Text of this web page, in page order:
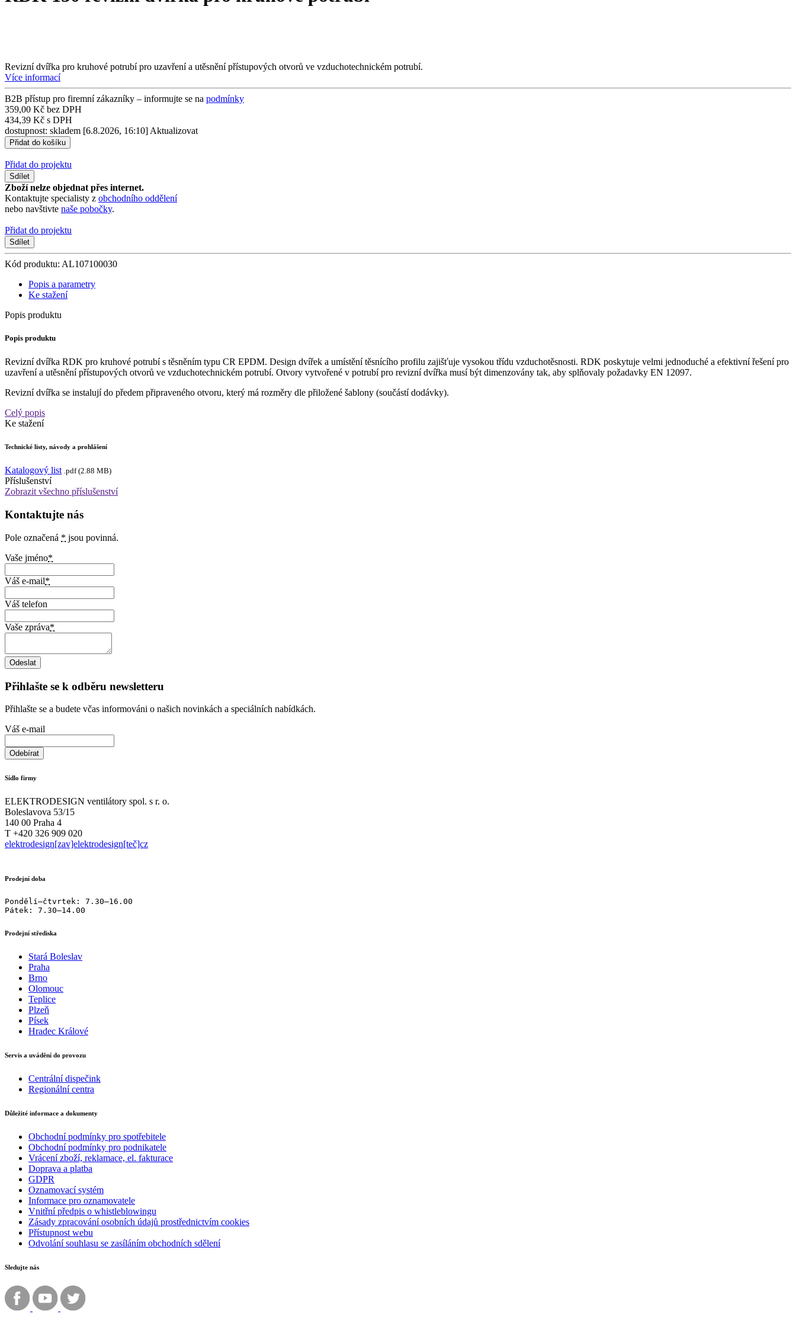
Revizní dvířka pro kruhové potrubí pro uzavření a utěsnění přístupových otvorů ve vzduchotechnickém potrubí.
Více informací
B2B přístup pro firemní zákazníky – informujte se na podmínky
359,00 Kč bez DPH
434,39 Kč s DPH
dostupnost: skladem [6.8.2026, 16:10] Aktualizovat
Přidat do projektu
Sdílet
Zboží nelze objednat přes internet.
Kontaktujte specialisty z obchodního oddělení
nebo navštivte naše pobočky.
Přidat do projektu
Sdílet
Kód produktu: AL107100030
Popis a parametry
Ke stažení
Popis produktu
Popis produktu
Revizní dvířka RDK pro kruhové potrubí s těsněním typu CR EPDM. Design dvířek a umístění těsnícího profilu zajišťuje vysokou třídu vzduchotěsnosti. RDK poskytuje velmi jednoduché a efektivní řešení pro
uzavření a utěsnění přístupových otvorů ve vzduchotechnickém potrubí. Otvory vytvořené v potrubí pro revizní dvířka musí být dimenzovány tak, aby splňovaly požadavky EN 12097.
Revizní dvířka se instalují do předem připraveného otvoru, který má rozměry dle přiložené šablony (součástí dodávky).
Celý popis
Ke stažení
Technické listy, návody a prohlášení
Katalogový list .pdf (2.88 MB)
Příslušenství
Zobrazit všechno příslušenství
Kontaktujte nás
Pole označená * jsou povinná.
Vaše jméno*
Váš e-mail*
Váš telefon
Vaše zpráva*
Přihlašte se k odběru newsletteru
Přihlašte se a budete včas informováni o našich novinkách a speciálních nabídkách.
Váš e-mail
Sídlo firmy
ELEKTRODESIGN ventilátory spol. s r. o.
Boleslavova 53/15
140 00 Praha 4
T +420 326 909 020
elektrodesign[zav]elektrodesign[teč]cz
Prodejní doba
Pondělí–čtvrtek: 7.30–16.00
Pátek: 7.30–14.00
Prodejní střediska
Stará Boleslav
Praha
Brno
Olomouc
Teplice
Plzeň
Písek
Hradec Králové
Servis a uvádění do provozu
Centrální dispečink
Regionální centra
Důležité informace a dokumenty
Obchodní podmínky pro spotřebitele
Obchodní podmínky pro podnikatele
Vrácení zboží, reklamace, el. fakturace
Doprava a platba
GDPR
Oznamovací systém
Informace pro oznamovatele
Vnitřní předpis o whistleblowingu
Zásady zpracování osobních údajů prostřednictvím cookies
Přístupnost webu
Odvolání souhlasu se zasíláním obchodních sdělení
Sledujte nás